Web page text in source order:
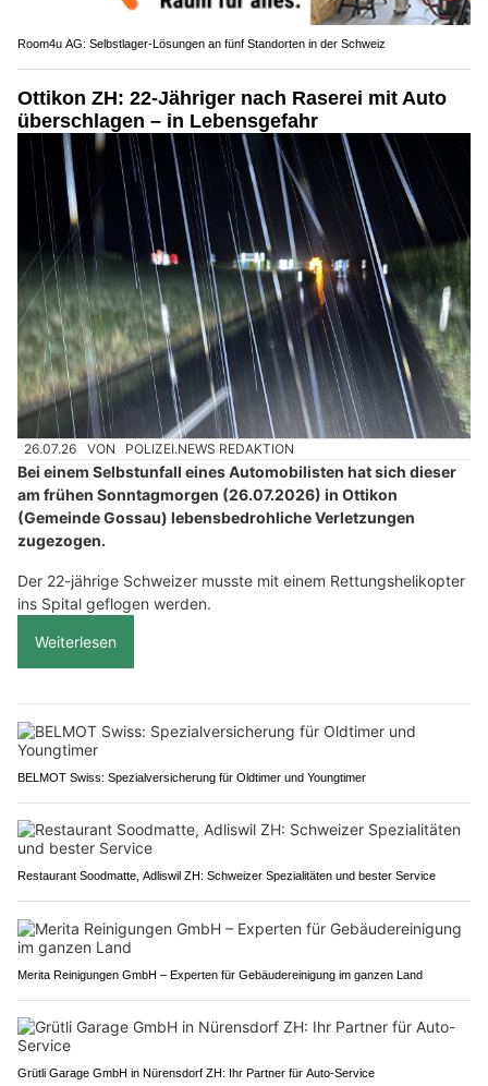
Room4u AG: Selbstlager-Lösungen an fünf Standorten in der Schweiz
Ottikon ZH: 22-Jähriger nach Raserei mit Auto
überschlagen – in Lebensgefahr
26.07.26 VON POLIZEI.NEWS REDAKTION
Bei einem Selbstunfall eines Automobilisten hat sich dieser
am frühen Sonntagmorgen (26.07.2026) in Ottikon
(Gemeinde Gossau) lebensbedrohliche Verletzungen
zugezogen.
Der 22-jährige Schweizer musste mit einem Rettungshelikopter
ins Spital geflogen werden.
Weiterlesen
BELMOT Swiss: Spezialversicherung für Oldtimer und Youngtimer
Restaurant Soodmatte, Adliswil ZH: Schweizer Spezialitäten und bester Service
Merita Reinigungen GmbH – Experten für Gebäudereinigung im ganzen Land
Grütli Garage GmbH in Nürensdorf ZH: Ihr Partner für Auto-Service